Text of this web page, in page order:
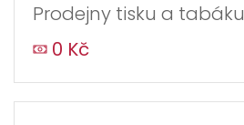
Prodejny tisku a tabáku
0 Kč